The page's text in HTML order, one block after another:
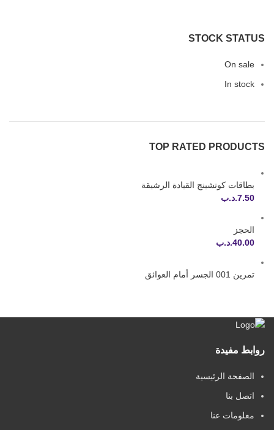
STOCK STATUS
On sale
In stock
TOP RATED PRODUCTS
بطاقات كوتشينج القيادة الرشيقة
7.50.د.ب
الحجز
40.00.د.ب
تمرين 001 الجسر أمام العوائق
روابط مفيدة
الصفحة الرئيسية
اتصل بنا
معلومات عنا